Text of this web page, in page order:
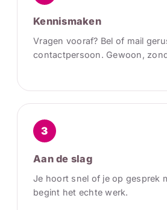
Kennismaken
Vragen vooraf? Bel of mail
contactpersoon. Gewoon,
3
Aan de slag
Je hoort snel of je op gesprek
begint het echte werk.